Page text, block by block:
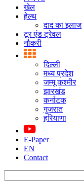
खेल
हेल्थ
दाद का इलाज
टूर एंड ट्रेवल
नौकरी
दिल्ली
मध्य प्रदेश
जम्मू कश्मीर
झारखंड
कर्नाटक
गुजरात
हरियाणा
E-Paper
EN
Contact